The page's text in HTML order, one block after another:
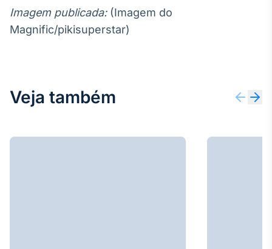
Imagem publicada:(Imagem do
Magnific/pikisuperstar)
Veja também